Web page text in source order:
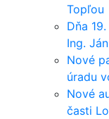
Topľou
Dňa
Ing.
Nové
úradu
Nové
časti